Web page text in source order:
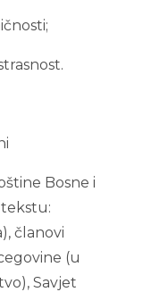
Bosne i
članovi
(u
Savjet